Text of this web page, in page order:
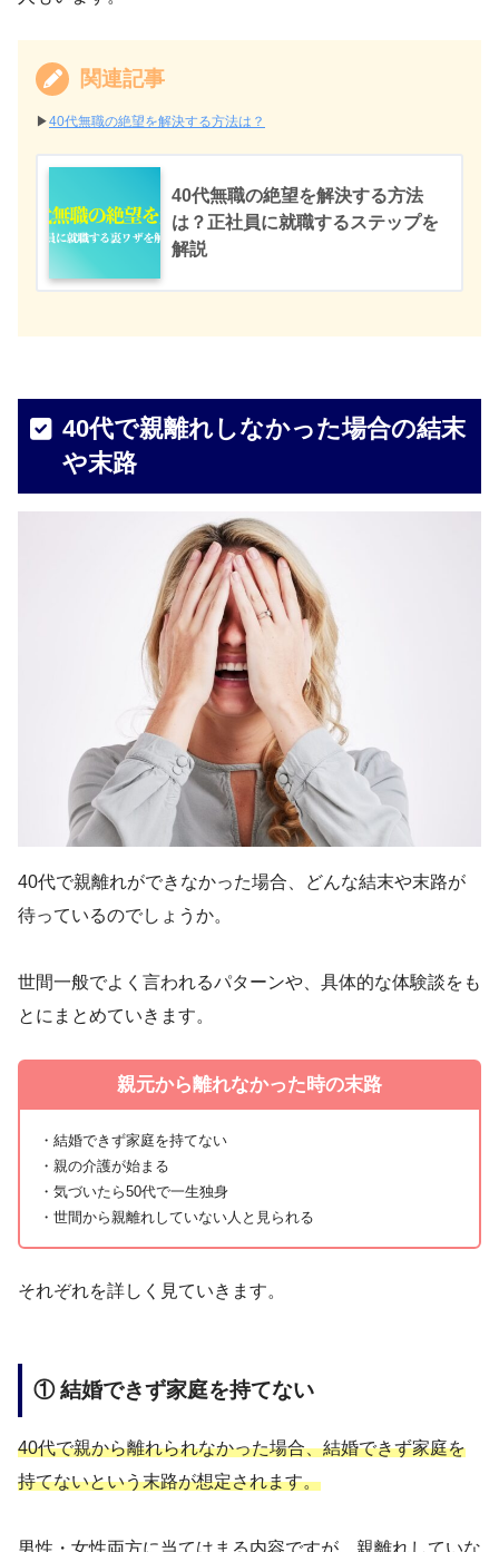
関連記事
▶︎40代無職の絶望を解決する方法は？
40代無職の絶望を解決する方法
は？正社員に就職するステップを
解説
40代で親離れしなかった場合の結末
や末路
40代で親離れができなかった場合、どんな結末や末路が
待っているのでしょうか。
世間一般でよく言われるパターンや、具体的な体験談をも
とにまとめていきます。
親元から離れなかった時の末路
・結婚できず家庭を持てない
・親の介護が始まる
・気づいたら50代で一生独身
・世間から親離れしていない人と見られる
それぞれを詳しく見ていきます。
① 結婚できず家庭を持てない
40代で親から離れられなかった場合、結婚できず家庭を
持てないという末路が想定されます。
男性・女性両方に当てはまる内容ですが、親離れしていな